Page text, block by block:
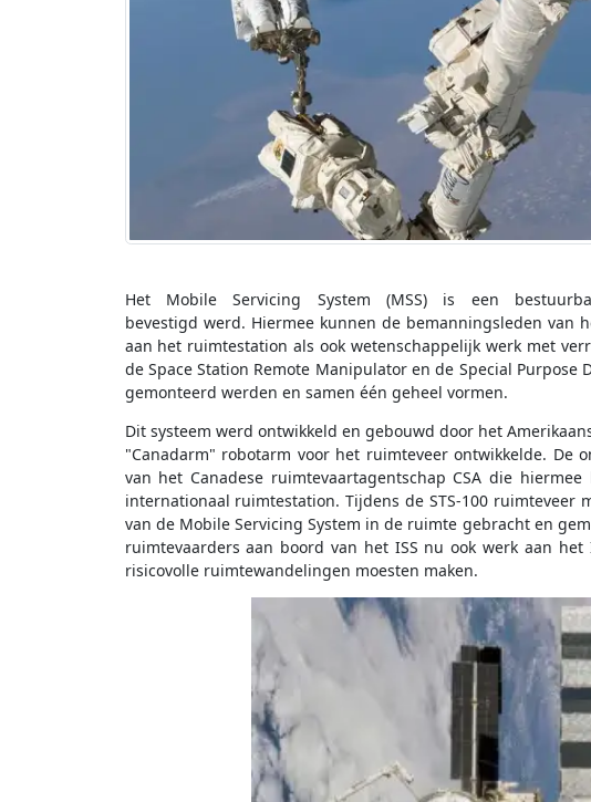
Het Mobile Servicing System (MSS) is een
bevestigd werd. Hiermee kunnen de bemanningsleden van
aan het ruimtestation als ook wetenschappelijk werk met
de Space Station Remote Manipulator en de Special
gemonteerd werden en samen één geheel vormen.
Dit systeem werd ontwikkeld en gebouwd door het
"Canadarm" robotarm voor het ruimteveer ontwikkelde. De
van het Canadese ruimtevaartagentschap CSA die
internationaal ruimtestation. Tijdens de STS-100 ruimteveer
van de Mobile Servicing System in de ruimte gebracht en
ruimtevaarders aan boord van het ISS nu ook werk aan
risicovolle ruimtewandelingen moesten maken.